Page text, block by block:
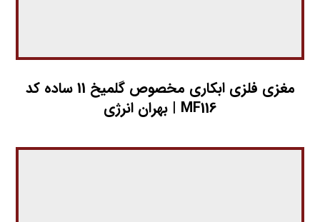
مغزي فلزي ابکاري مخصوص گلمیخ 11 ساده کد
MF116 | بهران انرژی